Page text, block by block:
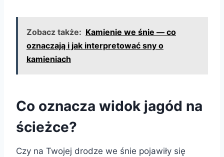
Zobacz także: Kamienie we śnie — co
oznaczają i jak interpretować sny o
kamieniach
Co oznacza widok jagód na
ścieżce?
Czy na Twojej drodze we śnie pojawiły się